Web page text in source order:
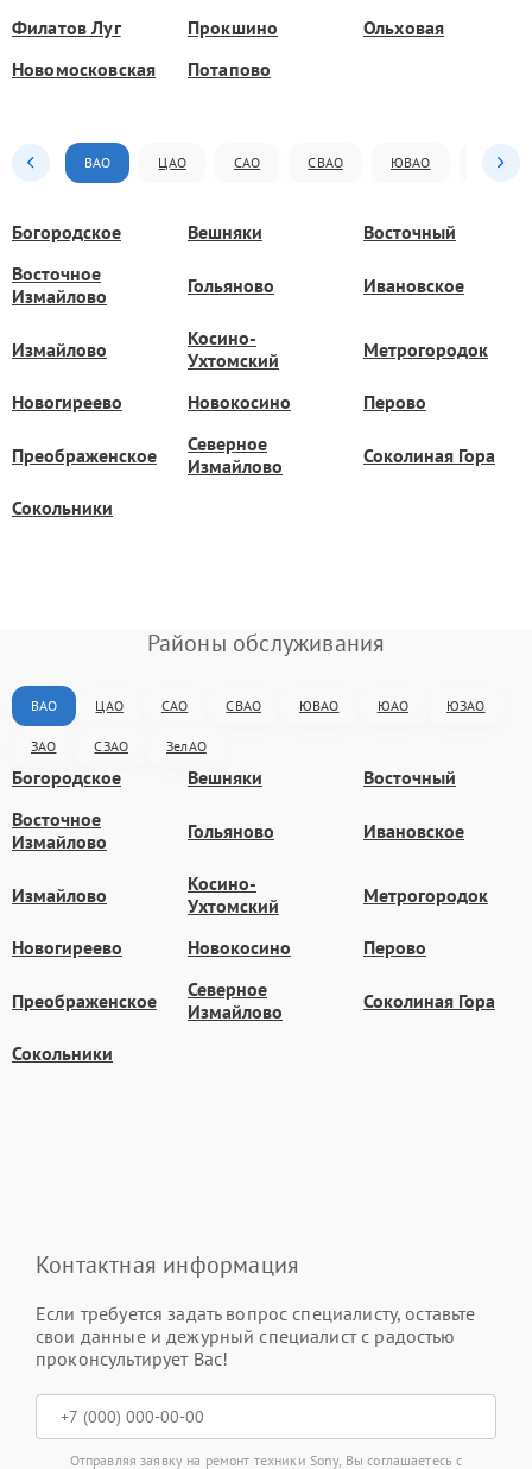
Филатов Луг Прокшино
Ольховая
Новомосковская
Потапово
ВАО ЦАО САО СВАО ЮВАО ЮАО
Богородское Вешняки
Восточный
Восточное
Измайлово
Гольяново Ивановское
Измайлово
Косино-
Ухтомский
Метрогородок
Новогиреево Новокосино Перово
Преображенское
Северное
Измайлово
Соколиная Гора
Сокольники
Районы обслуживания
ВАО ЦАО САО СВАО ЮВАО ЮАО ЮЗАО
ЗАО СЗАО ЗелАО
Богородское Вешняки
Восточный
Восточное
Измайлово
Гольяново Ивановское
Измайлово
Косино-
Ухтомский
Метрогородок
Новогиреево Новокосино Перово
Преображенское
Северное
Измайлово
Соколиная Гора
Сокольники
Контактная информация
Если требуется задать вопрос специалисту, оставьте
свои данные и дежурный специалист с радостью
проконсультирует Вас!
Отправляя заявку на ремонт техники Sony, Вы соглашаетесь с